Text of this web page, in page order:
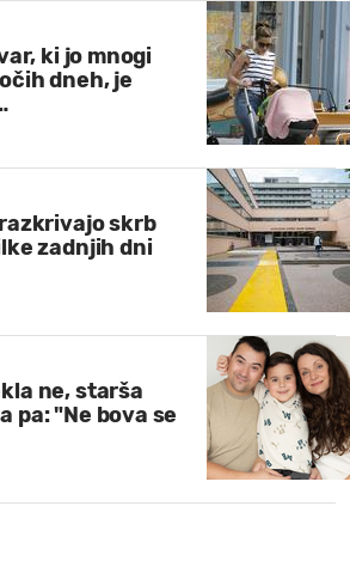
ki jo mnogi
dneh, je
skrb
zadnjih dni
ne, starša
pa: "Ne bova se